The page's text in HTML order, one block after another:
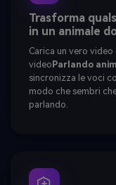
Trasforma
in un animale
Carica un vero
video Parlando
sincronizza le voci
modo che sembri
parlando.